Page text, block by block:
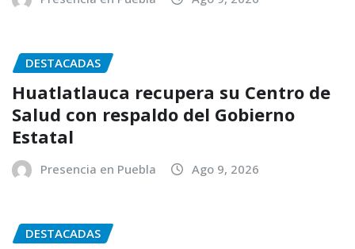
DESTACADAS
Huatlatlauca recupera su Centro de
Salud con respaldo del Gobierno
Estatal
Presencia en Puebla Ago 9, 2026
DESTACADAS